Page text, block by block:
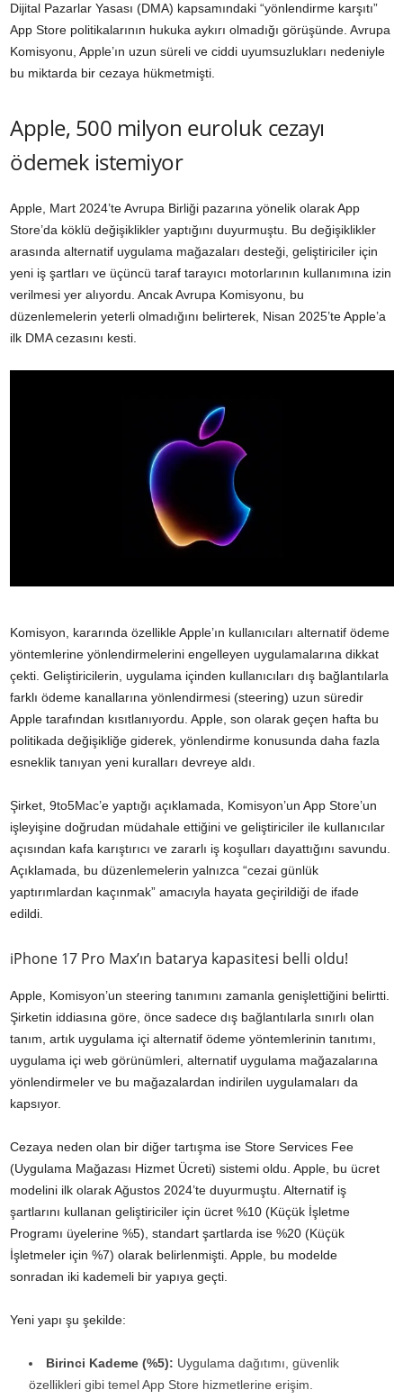
Dijital Pazarlar Yasası (DMA) kapsamındaki “yönlendirme karşıtı”
App Store politikalarının hukuka aykırı olmadığı görüşünde. Avrupa
Komisyonu, Apple’ın uzun süreli ve ciddi uyumsuzlukları nedeniyle
bu miktarda bir cezaya hükmetmişti.
Apple, 500 milyon euroluk cezayı
ödemek istemiyor
Apple, Mart 2024’te Avrupa Birliği pazarına yönelik olarak App
Store’da köklü değişiklikler yaptığını duyurmuştu. Bu değişiklikler
arasında alternatif uygulama mağazaları desteği, geliştiriciler için
yeni iş şartları ve üçüncü taraf tarayıcı motorlarının kullanımına izin
verilmesi yer alıyordu. Ancak Avrupa Komisyonu, bu
düzenlemelerin yeterli olmadığını belirterek, Nisan 2025’te Apple’a
ilk DMA cezasını kesti.
Komisyon, kararında özellikle Apple’ın kullanıcıları alternatif ödeme
yöntemlerine yönlendirmelerini engelleyen uygulamalarına dikkat
çekti. Geliştiricilerin, uygulama içinden kullanıcıları dış bağlantılarla
farklı ödeme kanallarına yönlendirmesi (steering) uzun süredir
Apple tarafından kısıtlanıyordu. Apple, son olarak geçen hafta bu
politikada değişikliğe giderek, yönlendirme konusunda daha fazla
esneklik tanıyan yeni kuralları devreye aldı.
Şirket, 9to5Mac’e yaptığı açıklamada, Komisyon’un App Store’un
işleyişine doğrudan müdahale ettiğini ve geliştiriciler ile kullanıcılar
açısından kafa karıştırıcı ve zararlı iş koşulları dayattığını savundu.
Açıklamada, bu düzenlemelerin yalnızca “cezai günlük
yaptırımlardan kaçınmak” amacıyla hayata geçirildiği de ifade
edildi.
iPhone 17 Pro Max’ın batarya kapasitesi belli oldu!
Apple, Komisyon’un steering tanımını zamanla genişlettiğini belirtti.
Şirketin iddiasına göre, önce sadece dış bağlantılarla sınırlı olan
tanım, artık uygulama içi alternatif ödeme yöntemlerinin tanıtımı,
uygulama içi web görünümleri, alternatif uygulama mağazalarına
yönlendirmeler ve bu mağazalardan indirilen uygulamaları da
kapsıyor.
Cezaya neden olan bir diğer tartışma ise Store Services Fee
(Uygulama Mağazası Hizmet Ücreti) sistemi oldu. Apple, bu ücret
modelini ilk olarak Ağustos 2024’te duyurmuştu. Alternatif iş
şartlarını kullanan geliştiriciler için ücret %10 (Küçük İşletme
Programı üyelerine %5), standart şartlarda ise %20 (Küçük
İşletmeler için %7) olarak belirlenmişti. Apple, bu modelde
sonradan iki kademeli bir yapıya geçti.
Yeni yapı şu şekilde:
Birinci Kademe (%5): Uygulama dağıtımı, güvenlik
özellikleri gibi temel App Store hizmetlerine erişim.